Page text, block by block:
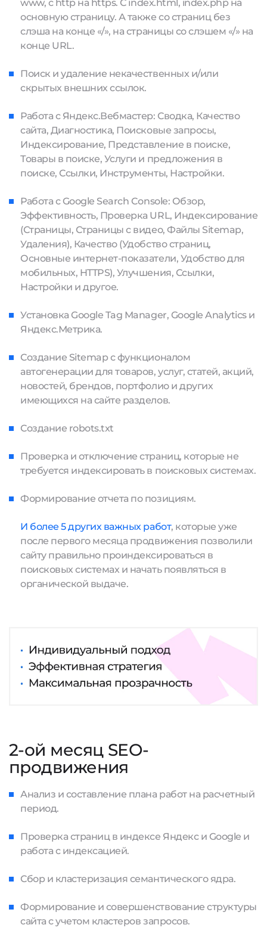
www, с http на https. С index.html, index.php на
основную страницу. А также со страниц без
слэша на конце «/», на страницы со слэшем «/» на
конце URL.
Поиск и удаление некачественных и/или
скрытых внешних ссылок.
Работа с Яндекс.Вебмастер: Сводка, Качество
сайта, Диагностика, Поисковые запросы,
Индексирование, Представление в поиске,
Товары в поиске, Услуги и предложения в
поиске, Ссылки, Инструменты, Настройки.
Работа с Google Search Console: Обзор,
Эффективность, Проверка URL, Индексирование
(Страницы, Страницы с видео, Файлы Sitemap,
Удаления), Качество (Удобство страниц,
Основные интернет-показатели, Удобство для
мобильных, HTTPS), Улучшения, Ссылки,
Настройки и другое.
Установка Google Tag Manager, Google Analytics и
Яндекс.Метрика.
Создание Sitemap с функционалом
автогенерации для товаров, услуг, статей, акций,
новостей, брендов, портфолио и других
имеющихся на сайте разделов.
Создание robots.txt
Проверка и отключение страниц, которые не
требуется индексировать в поисковых системах.
Формирование отчета по позициям.
И более 5 других важных работ, которые уже
после первого месяца продвижения позволили
сайту правильно проиндексироваться в
поисковых системах и начать появляться в
органической выдаче.
2-ой месяц SEO-
продвижения
Анализ и составление плана работ на расчетный
период.
Проверка страниц в индексе Яндекс и Google и
работа с индексацией.
Сбор и кластеризация семантического ядра.
Формирование и совершенствование структуры
сайта с учетом кластеров запросов.